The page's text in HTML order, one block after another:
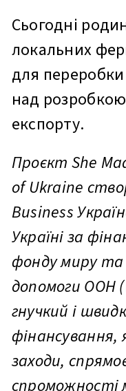
Сьогодні
локальних
для
над
експорту.
Проєкт She
of Ukraine
Business
Україні за
фонду миру та
допомоги ООН
гнучкий і
фінансування,
заходи,
спроможності